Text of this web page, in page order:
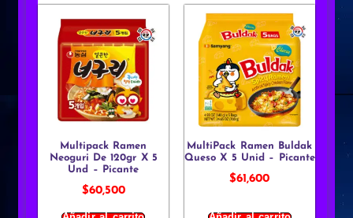
Multipack Ramen
Neoguri De 120gr X 5
Und – Picante
$60,500
MultiPack Ramen Buldak
Queso X 5 Unid – Picante
$61,600